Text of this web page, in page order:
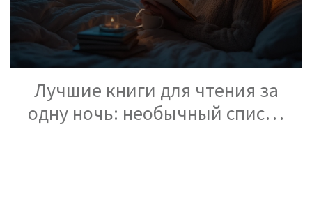
Лучшие книги для чтения за
одну ночь: необычный список